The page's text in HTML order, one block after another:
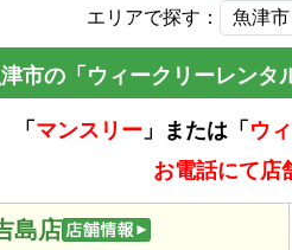
エリアで探す：
市の「ウィークリーレンタ
「 マンスリー 」または「 ウ
お電話にて店
島店